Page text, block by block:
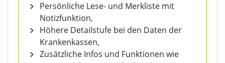
Persönliche Lese- und Merkliste mit
Notizfunktion,
Höhere Detailstufe bei den Daten der
Krankenkassen,
Zusätzliche Infos und Funktionen wie